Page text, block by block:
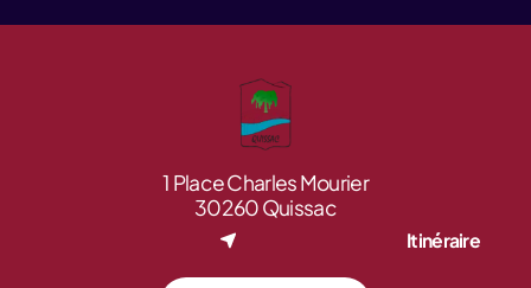
1 Place Charles Mourier
30260 Quissac
Itinéraire